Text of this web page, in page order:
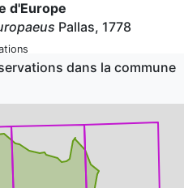
d'Europe
Pallas, 1778
en 2026 Fiche espèce
en
2026 Fiche espèce
roux
dans la commune